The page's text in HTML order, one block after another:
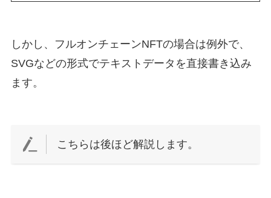
しかし、フルオンチェーンNFTの場合は例外で、
SVGなどの形式でテキストデータを直接書き込み
ます。
こちらは後ほど解説します。